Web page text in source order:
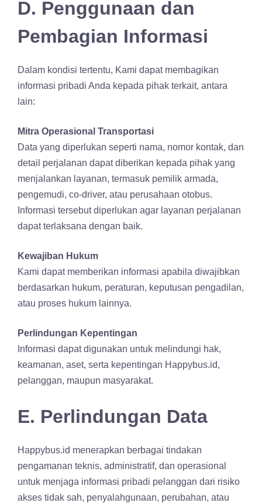
D. Penggunaan dan
Pembagian Informasi
Dalam kondisi tertentu, Kami dapat membagikan
informasi pribadi Anda kepada pihak terkait, antara
lain:
Mitra Operasional Transportasi
Data yang diperlukan seperti nama, nomor kontak, dan
detail perjalanan dapat diberikan kepada pihak yang
menjalankan layanan, termasuk pemilik armada,
pengemudi, co-driver, atau perusahaan otobus.
Informasi tersebut diperlukan agar layanan perjalanan
dapat terlaksana dengan baik.
Kewajiban Hukum
Kami dapat memberikan informasi apabila diwajibkan
berdasarkan hukum, peraturan, keputusan pengadilan,
atau proses hukum lainnya.
Perlindungan Kepentingan
Informasi dapat digunakan untuk melindungi hak,
keamanan, aset, serta kepentingan Happybus.id,
pelanggan, maupun masyarakat.
E. Perlindungan Data
Happybus.id menerapkan berbagai tindakan
pengamanan teknis, administratif, dan operasional
untuk menjaga informasi pribadi pelanggan dari risiko
akses tidak sah, penyalahgunaan, perubahan, atau